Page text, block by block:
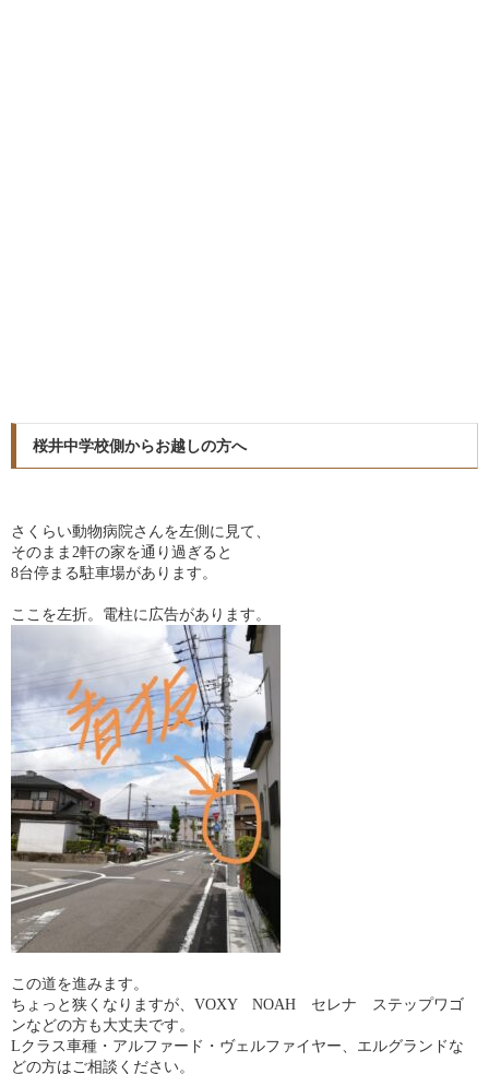
桜井中学校側からお越しの方へ
さくらい動物病院さんを左側に見て、
そのまま2軒の家を通り過ぎると
8台停まる駐車場があります。
ここを左折。電柱に広告があります。
この道を進みます。
ちょっと狭くなりますが、VOXY NOAH セレナ ステップワゴ
ンなどの方も大丈夫です。
Lクラス車種・アルファード・ヴェルファイヤー、エルグランドな
どの方はご相談ください。